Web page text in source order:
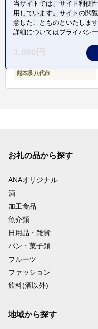
八代市 令和8年熊本地震
災害支援【返礼品な
し】
1,000円
熊本県 八代市
お礼の品から探す
ANAオリジナル
酒
加工食品
魚介類
日用品・雑貨
パン・菓子類
フルーツ
ファッション
飲料(酒以外)
地域から探す
当サイトでは、サイト利便
用しています。サイトの閲
意したことものといたします
詳細についてはプライバシ